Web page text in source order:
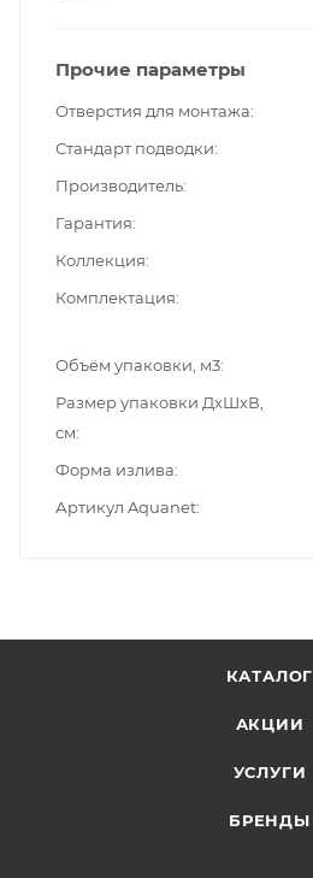
Прочие параметры
Отверстия для монтажа
Стандарт подводки
Производитель
Гарантия
Коллекция
Комплектация
Объём упаковки, м3
Размер упаковки ДxШxВ,
см
Форма излива
Артикул Aquanet
КАТАЛОГ
АКЦИИ
УСЛУГИ
БРЕНДЫ